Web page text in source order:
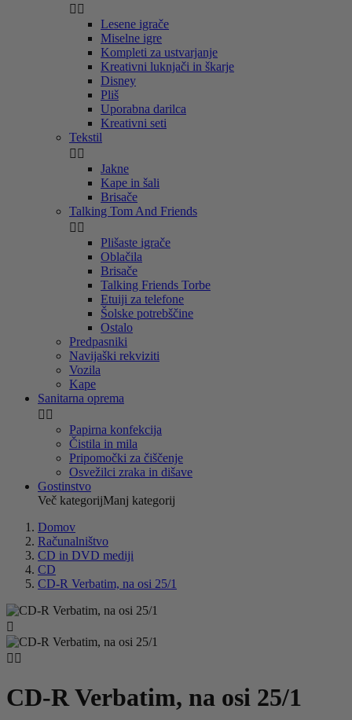
 
Lesene igrače
Miselne igre
Kompleti za ustvarjanje
Kreativni luknjači in škarje
Disney
Pliš
Uporabna darilca
Kreativni seti
Tekstil
 
Jakne
Kape in šali
Brisače
Talking Tom And Friends
 
Plišaste igrače
Oblačila
Brisače
Talking Friends Torbe
Etuiji za telefone
Šolske potrebščine
Ostalo
Predpasniki
Navijaški rekviziti
Vozila
Kape
Sanitarna oprema
 
Papirna konfekcija
Čistila in mila
Pripomočki za čiščenje
Osvežilci zraka in dišave
Gostinstvo
Več kategorijManj kategorij
Domov
Računalništvo
CD in DVD mediji
CD
CD-R Verbatim, na osi 25/1

 
CD-R Verbatim, na osi 25/1